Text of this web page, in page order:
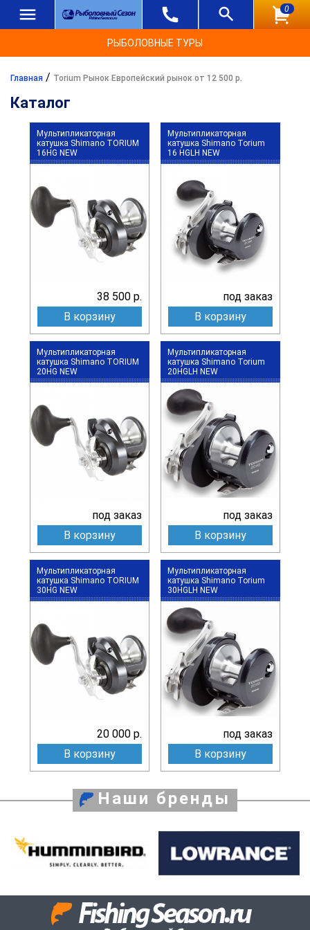
0
РЫБОЛОВНЫЕ ТУРЫ
Главная / Torium Рынок Европейский рынок от 12 500 р.
Каталог
Мультипликаторная
катушка Shimano TORIUM
16HG NEW
38 500 р.
В корзину
Мультипликаторная
катушка Shimano Torium
16 HGLH NEW
под заказ
В корзину
Мультипликаторная
катушка Shimano TORIUM
20HG NEW
под заказ
В корзину
Мультипликаторная
катушка Shimano Torium
20HGLH NEW
под заказ
В корзину
Мультипликаторная
катушка Shimano TORIUM
30HG NEW
20 000 р.
В корзину
Мультипликаторная
катушка Shimano Torium
30HGLH NEW
под заказ
В корзину
Наши бренды